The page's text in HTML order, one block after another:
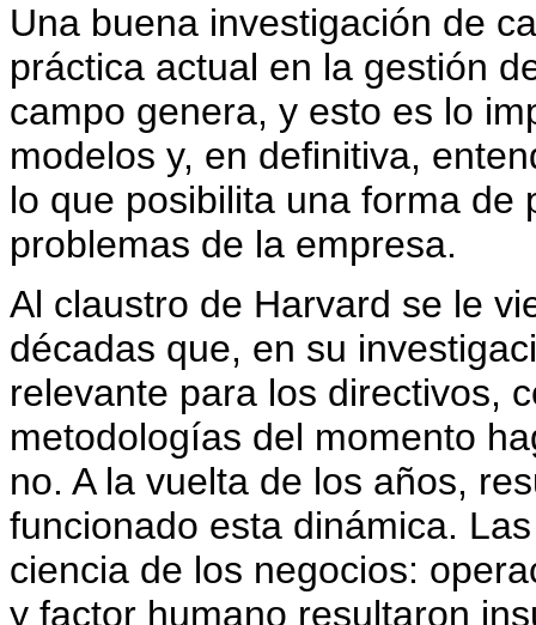
Una buena investigación de
práctica actual en la gestión
campo genera, y esto es lo
modelos y, en definitiva,
lo que posibilita una forma
problemas de la empresa.
Al claustro de Harvard se le
décadas que, en su
relevante para los directivos,
metodologías del momento
no. A la vuelta de los años,
funcionado esta dinámica.
ciencia de los negocios:
y factor humano resultaron